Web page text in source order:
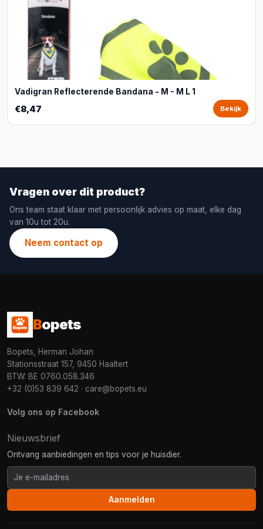
Vadigran Reflecterende Bandana - M - M L 1
€8,47 Bekijk
Vragen over dit product?
Ons team staat klaar met persoonlijk advies op maat, elke dag
van 10u tot 20u.
Neem contact op
Bopets
Bopets, Herman Johan
Stationsstraat 157, 9450 Haaltert
BTW: BE 0760.058.346
+32 (0)53 839 642 · care@bopets.eu
Volg ons op Facebook
Nieuwsbrief
Ontvang aanbiedingen en tips voor je huisdier.
Aanmelden